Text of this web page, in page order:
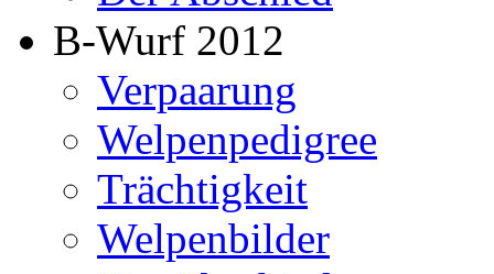
B-Wurf 2012
Verpaarung
Welpenpedigree
Trächtigkeit
Welpenbilder